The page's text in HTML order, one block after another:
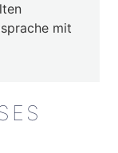
mit